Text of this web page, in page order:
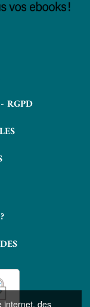
internet, des
RGPD